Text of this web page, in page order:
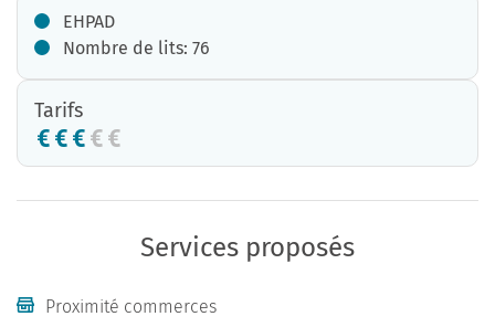
EHPAD
Nombre de lits: 76
Tarifs
Services proposés
Proximité commerces